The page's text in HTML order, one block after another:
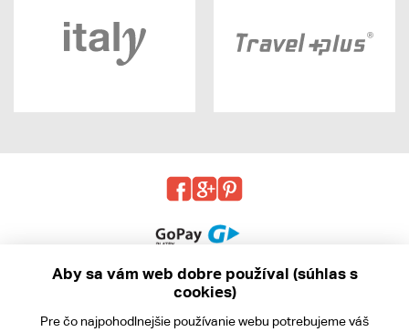
Aby sa vám web dobre používal (súhlas s
cookies)
Pre čo najpohodlnejšie používanie webu potrebujeme váš